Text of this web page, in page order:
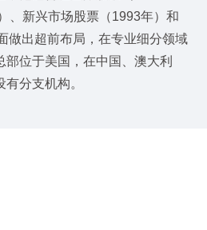
、新兴市场股票（1993年）和
做出超前布局，在专业细分领域
位于美国，在中国、澳大利
分支机构。